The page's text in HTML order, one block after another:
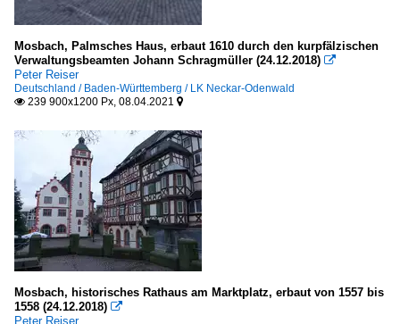
Mosbach, Palmsches Haus, erbaut 1610 durch den kurpfälzischen
Verwaltungsbeamten Johann Schragmüller (24.12.2018) 
Peter Reiser
Deutschland / Baden-Württemberg / LK Neckar-Odenwald
 239 900x1200 Px, 08.04.2021 
Mosbach, historisches Rathaus am Marktplatz, erbaut von 1557 bis
1558 (24.12.2018) 
Peter Reiser